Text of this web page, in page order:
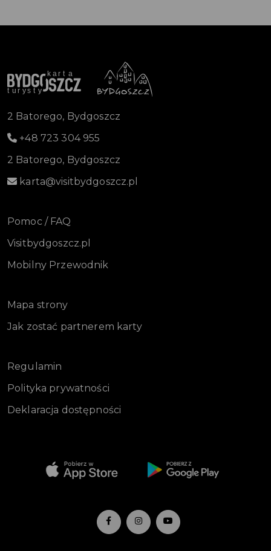
2 Batorego, Bydgoszcz
+48 723 304 955
2 Batorego, Bydgoszcz
karta@visitbydgoszcz.pl
Pomoc / FAQ
Visitbydgoszcz.pl
Mobilny Przewodnik
Mapa strony
Jak zostać partnerem karty
Regulamin
Polityka prywatności
Deklaracja dostępności